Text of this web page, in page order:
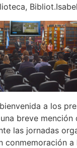
a los
breve mención
las jornadas
conmemoración a